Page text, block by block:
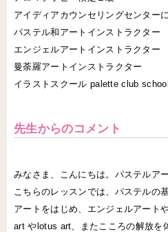
アイディアカウンセリングセンター
パステル和アートインストラクター
エンジェルアートインストラクター
曼荼羅アートインストラクター
イラストスクール palette club
先生からのコメント
みなさま、こんにちは。パステルア
こちらのレッスンでは、パステルの
アートをはじめ、エンジェルアート
art やlotus art、またこころの解放を